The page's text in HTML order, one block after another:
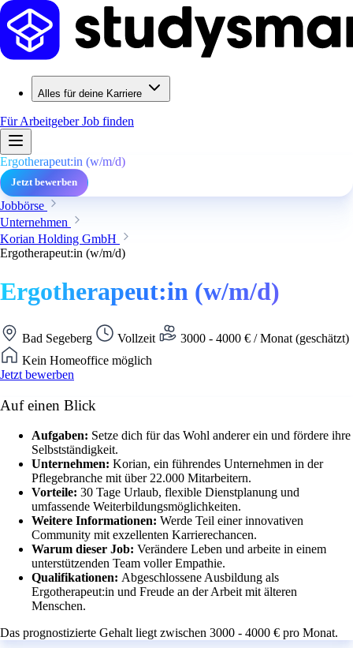
Alles für deine Karriere
Für ArbeitgeberJob finden
Ergotherapeut:in (w/m/d)
Jetzt bewerben
Jobbörse
Unternehmen
Korian Holding GmbH
Ergotherapeut:in (w/m/d)
Ergotherapeut:in (w/m/d)
Bad Segeberg Vollzeit
3000 - 4000 € / Monat (geschätzt)
Kein Homeoffice möglich
Jetzt bewerben
Auf einen Blick
Aufgaben: Setze dich für das Wohl anderer ein und fördere ihre
Selbstständigkeit.
Unternehmen: Korian, ein führendes Unternehmen in der
Pflegebranche mit über 22.000 Mitarbeitern.
Vorteile: 30 Tage Urlaub, flexible Dienstplanung und
umfassende Weiterbildungsmöglichkeiten.
Weitere Informationen: Werde Teil einer innovativen
Community mit exzellenten Karrierechancen.
Warum dieser Job: Verändere Leben und arbeite in einem
unterstützenden Team voller Empathie.
Qualifikationen: Abgeschlossene Ausbildung als
Ergotherapeut:in und Freude an der Arbeit mit älteren
Menschen.
Das prognostizierte Gehalt liegt zwischen 3000 - 4000 € pro Monat.